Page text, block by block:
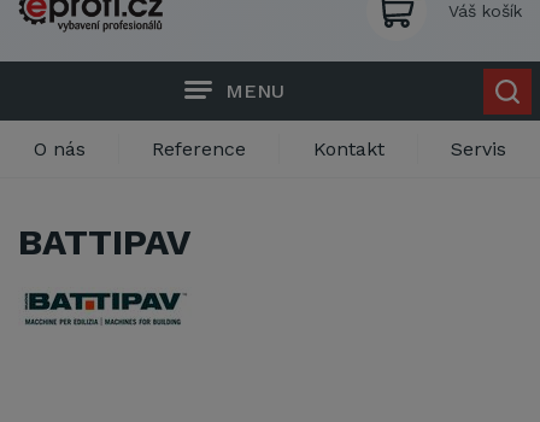
Váš košík
MENU
O nás Reference Kontakt Servis
BATTIPAV